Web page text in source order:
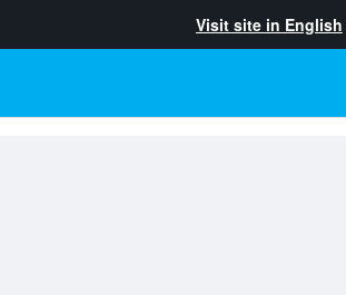
Visit site in English